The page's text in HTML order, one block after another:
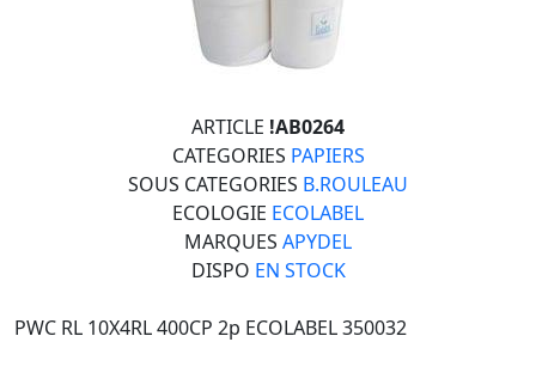
ARTICLE !AB0264
CATEGORIES PAPIERS
SOUS CATEGORIES B.ROULEAU
ECOLOGIE ECOLABEL
MARQUES APYDEL
DISPO EN STOCK
PWC RL 10X4RL 400CP 2p ECOLABEL 350032